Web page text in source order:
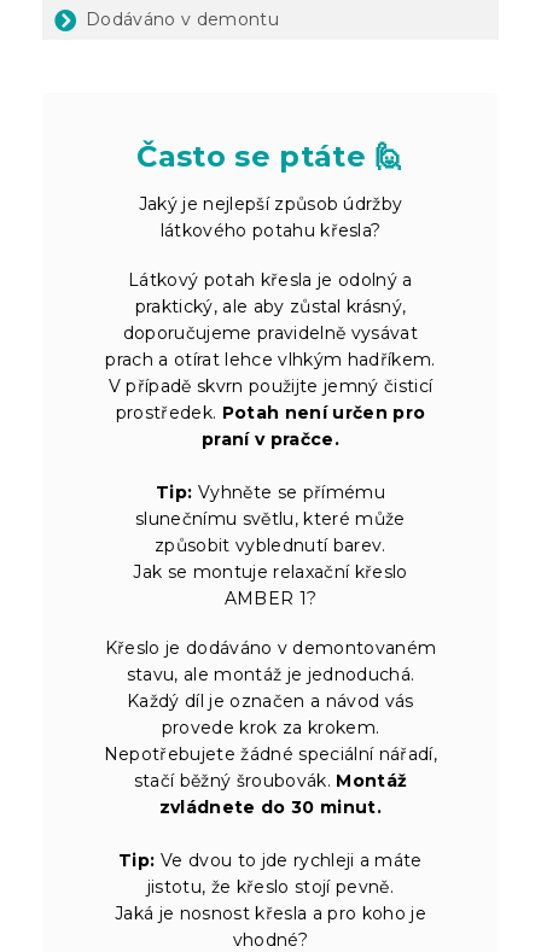
Dodáváno v demontu
Často se ptáte 🙋
Jaký je nejlepší způsob údržby
látkového potahu křesla?
Látkový potah křesla je odolný a
praktický, ale aby zůstal krásný,
doporučujeme pravidelně vysávat
prach a otírat lehce vlhkým hadříkem.
V případě skvrn použijte jemný čisticí
prostředek. Potah není určen pro
praní v pračce.
Tip: Vyhněte se přímému
slunečnímu světlu, které může
způsobit vyblednutí barev.
Jak se montuje relaxační křeslo
AMBER 1?
Křeslo je dodáváno v demontovaném
stavu, ale montáž je jednoduchá.
Každý díl je označen a návod vás
provede krok za krokem.
Nepotřebujete žádné speciální nářadí,
stačí běžný šroubovák. Montáž
zvládnete do 30 minut.
Tip: Ve dvou to jde rychleji a máte
jistotu, že křeslo stojí pevně.
Jaká je nosnost křesla a pro koho je
vhodné?